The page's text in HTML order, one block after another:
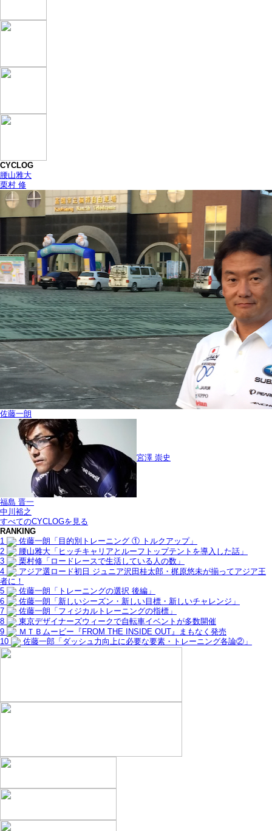
CYCLOG
腰山雅大
栗村 修
佐藤一朗
宮澤 崇史
福島 晋一
中川裕之
すべてのCYCLOGを見る
RANKING
1
佐藤一朗「目的別トレーニング ① トルクアップ」
2
腰山雅大「ヒッチキャリアとルーフトップテントを導入した話」
3
栗村修「ロードレースで生活している人の数」
4
アジア選ロード初日 ジュニア沢田桂太郎・梶原悠未が揃ってアジア王
者に！
5
佐藤一朗「トレーニングの選択 後編」
6
佐藤一朗「新しいシーズン・新しい目標・新しいチャレンジ」
7
佐藤一朗「フィジカルトレーニングの指標」
8
東京デザイナーズウィークで自転車イベントが多数開催
9
ＭＴＢムービー『FROM THE INSIDE OUT』まもなく発売
10
佐藤一郎「ダッシュ力向上に必要な要素・トレーニング各論②」